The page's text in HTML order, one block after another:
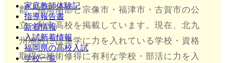
家庭教師体験記
指導報告書
新着情報
入試新着情報
福岡県の高校入試
学校一覧
郡・福岡南部と宗像市・福津市・古賀市の公
立・私立高校を掲載しています。現在、北九
州地区には進学に力を入れている学校・資格
取得や技術修得に有利な学校・部活に力を入